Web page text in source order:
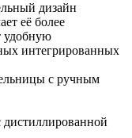
дизайн
её более
удобную
интегрированных
с ручным